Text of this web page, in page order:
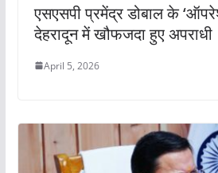
एसएसपी प्रमेंद्र डोबाल के
देहरादून में खौफजदा हुए अपराधी
April 5, 2026